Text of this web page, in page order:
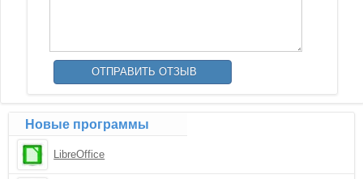
Новые программы
LibreOffice